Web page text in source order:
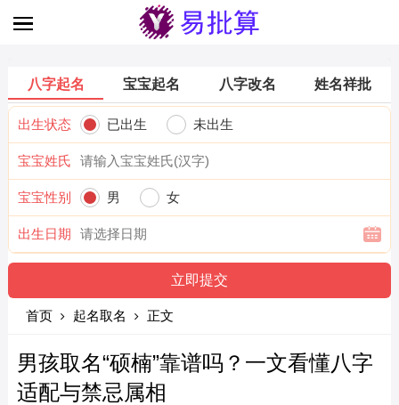
八字起名 宝宝起名 八字改名 姓名祥批
出生状态 已出生 未出生
宝宝姓氏
宝宝性别 男 女
出生日期
首页 起名取名 正文
男孩取名“硕楠”靠谱吗？一文看懂八字
适配与禁忌属相